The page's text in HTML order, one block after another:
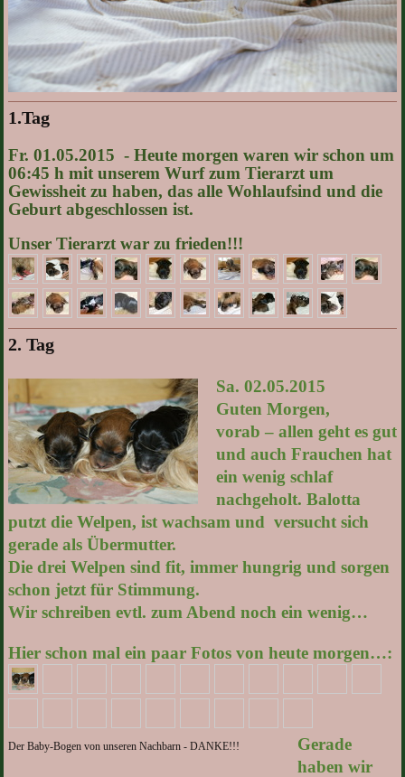
1.Tag
Fr. 01.05.2015 - Heute morgen waren wir schon um
06:45 h mit unserem Wurf zum Tierarzt um
Gewissheit zu haben, das alle Wohlaufsind und die
Geburt abgeschlossen ist.
Unser Tierarzt war zu frieden!!!
2. Tag
Sa. 02.05.2015
Guten Morgen,
vorab – allen geht es gut
und auch Frauchen hat
ein wenig schlaf
nachgeholt. Balotta
putzt die Welpen, ist wachsam und versucht sich
gerade als Übermutter.
Die drei Welpen sind fit, immer hungrig und sorgen
schon jetzt für Stimmung.
Wir schreiben evtl. zum Abend noch ein wenig…
Hier schon mal ein paar Fotos von heute morgen…:
Der Baby-Bogen von unseren Nachbarn - DANKE!!!
Gerade
haben wir